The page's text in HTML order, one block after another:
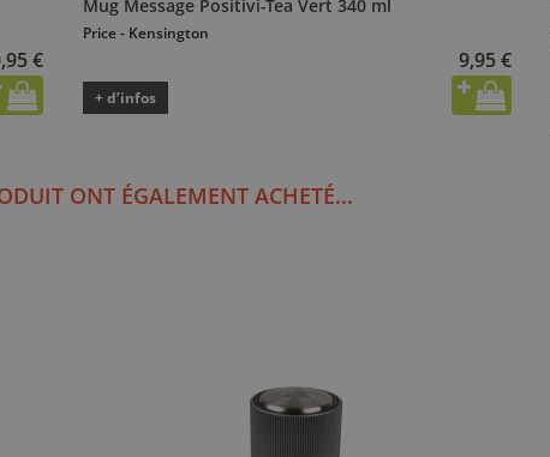
€
Mug Message Positivi-Tea Vert 340 ml
Price - Kensington
9,95 €
+ d’infos
ONT ÉGALEMENT ACHETÉ...